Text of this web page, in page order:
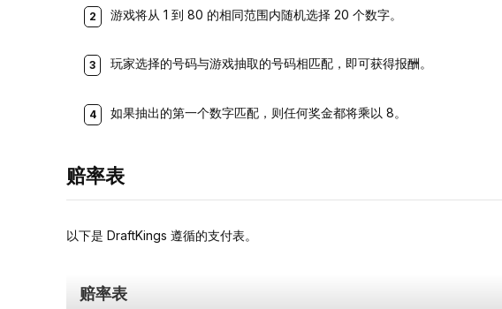
游戏将从 1 到 80 的相同范围内随机选择 20 个数字。
玩家选择的号码与游戏抽取的号码相匹配，即可获得报酬。
如果抽出的第一个数字匹配，则任何奖金都将乘以 8。
赔率表
以下是 DraftKings 遵循的支付表。
赔率表